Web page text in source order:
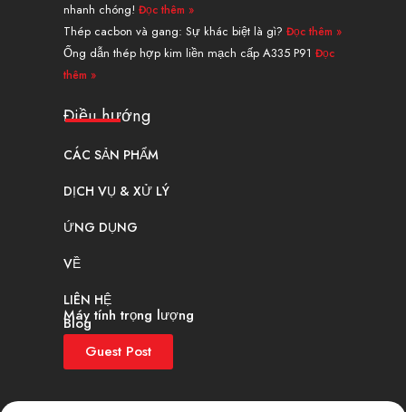
nhanh chóng! Đọc thêm »
Thép cacbon và gang: Sự khác biệt là gì? Đọc thêm »
Ống dẫn thép hợp kim liền mạch cấp A335 P91 Đọc
thêm »
Điều hướng
CÁC SẢN PHẨM
DỊCH VỤ & XỬ LÝ
ỨNG DỤNG
VỀ
LIÊN HỆ
Máy tính trọng lượng
Blog
Guest Post